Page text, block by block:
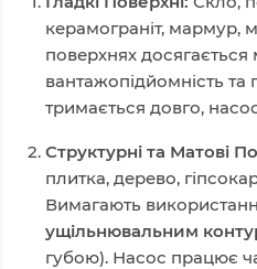
керамограніт, мармур,
поверхнях
вантажопідйомність та
тримається довго,
Структурні та Матові
плитка, дерево,
Вимагають
ущільнювальним
губою). Насос працює